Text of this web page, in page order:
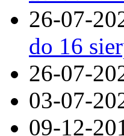
26-07-
do 16
26-07-
03-07-
09-12-